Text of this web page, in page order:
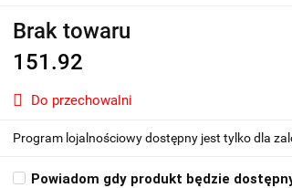
Brak towaru
151.92
Do przechowalni
Program lojalnościowy dostępny jest tylko dla
Powiadom gdy produkt będzie